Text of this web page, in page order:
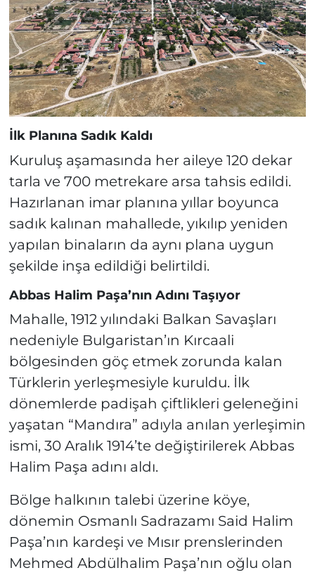
İlk Planına Sadık Kaldı
Kuruluş aşamasında her aileye 120 dekar
tarla ve 700 metrekare arsa tahsis edildi.
Hazırlanan imar planına yıllar boyunca
sadık kalınan mahallede, yıkılıp yeniden
yapılan binaların da aynı plana uygun
şekilde inşa edildiği belirtildi.
Abbas Halim Paşa’nın Adını Taşıyor
Mahalle, 1912 yılındaki Balkan Savaşları
nedeniyle Bulgaristan’ın Kırcaali
bölgesinden göç etmek zorunda kalan
Türklerin yerleşmesiyle kuruldu. İlk
dönemlerde padişah çiftlikleri geleneğini
yaşatan “Mandıra” adıyla anılan yerleşimin
ismi, 30 Aralık 1914’te değiştirilerek Abbas
Halim Paşa adını aldı.
Bölge halkının talebi üzerine köye,
dönemin Osmanlı Sadrazamı Said Halim
Paşa’nın kardeşi ve Mısır prenslerinden
Mehmed Abdülhalim Paşa’nın oğlu olan